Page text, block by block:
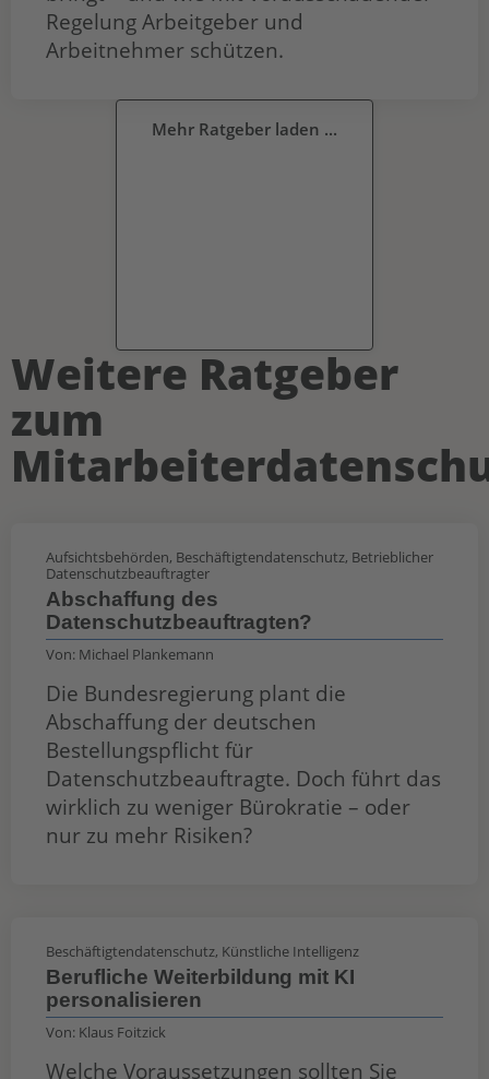
Regelung Arbeitgeber und
Arbeitnehmer schützen.
Mehr Ratgeber laden ...
Weitere Ratgeber
zum
Aufsichtsbehörden, Beschäftigtendatenschutz, Betrieblicher
Datenschutzbeauftragter
Abschaffung des
Datenschutzbeauftragten?
Von: Michael Plankemann
Die Bundesregierung plant die
Abschaffung der deutschen
Bestellungspflicht für
Datenschutzbeauftragte. Doch führt das
wirklich zu weniger Bürokratie – oder
nur zu mehr Risiken?
Beschäftigtendatenschutz, Künstliche Intelligenz
Berufliche Weiterbildung mit KI
personalisieren
Von: Klaus Foitzick
Welche Voraussetzungen sollten Sie